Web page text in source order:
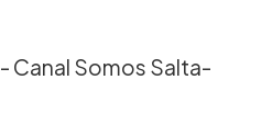
Canal Somos Salta-